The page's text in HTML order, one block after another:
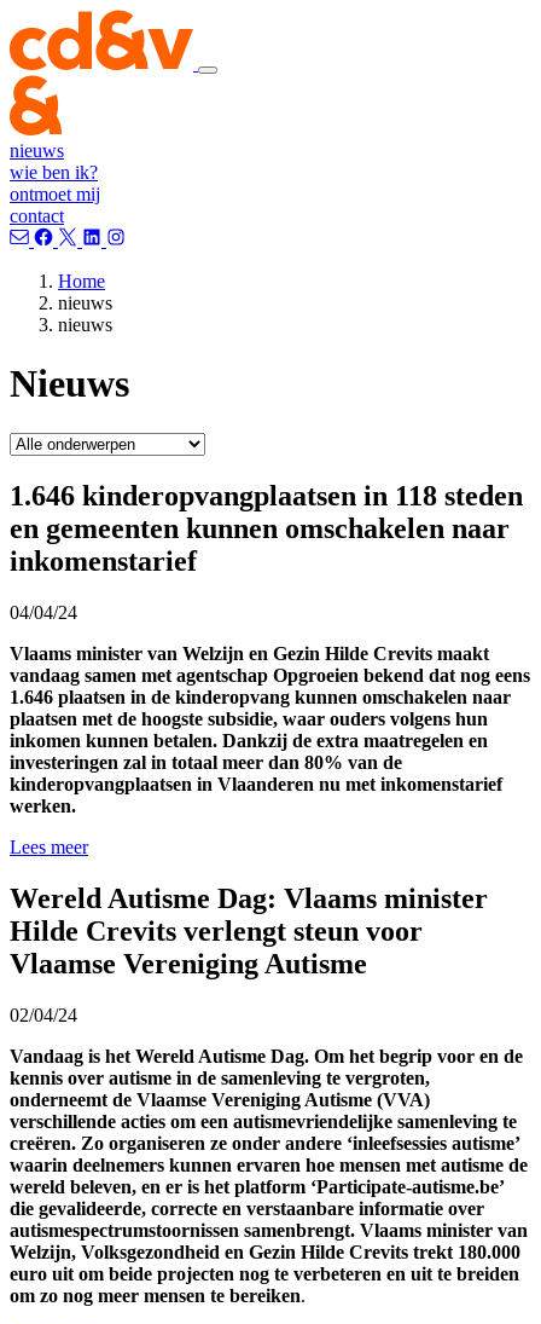
nieuws
wie ben ik?
ontmoet mij
contact
Home
nieuws
nieuws
Nieuws
1.646 kinderopvangplaatsen in 118 steden
en gemeenten kunnen omschakelen naar
inkomenstarief
04/04/24
Vlaams minister van Welzijn en Gezin Hilde Crevits maakt
vandaag samen met agentschap Opgroeien bekend dat nog eens
1.646 plaatsen in de kinderopvang kunnen omschakelen naar
plaatsen met de hoogste subsidie, waar ouders volgens hun
inkomen kunnen betalen. Dankzij de extra maatregelen en
investeringen zal in totaal meer dan 80% van de
kinderopvangplaatsen in Vlaanderen nu met inkomenstarief
werken.
Lees meer
Wereld Autisme Dag: Vlaams minister
Hilde Crevits verlengt steun voor
Vlaamse Vereniging Autisme
02/04/24
Vandaag is het Wereld Autisme Dag. Om het begrip voor en de
kennis over autisme in de samenleving te vergroten,
onderneemt de Vlaamse Vereniging Autisme (VVA)
verschillende acties om een autismevriendelijke samenleving te
creëren. Zo organiseren ze onder andere ‘inleefsessies autisme’
waarin deelnemers kunnen ervaren hoe mensen met autisme de
wereld beleven, en er is het platform ‘Participate-autisme.be’
die gevalideerde, correcte en verstaanbare informatie over
autismespectrumstoornissen samenbrengt. Vlaams minister van
Welzijn, Volksgezondheid en Gezin Hilde Crevits trekt 180.000
euro uit om beide projecten nog te verbeteren en uit te breiden
om zo nog meer mensen te bereiken.